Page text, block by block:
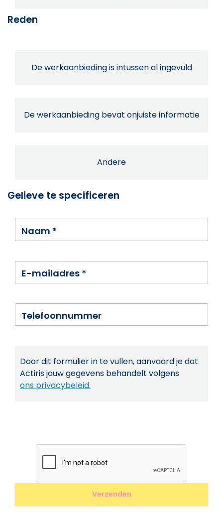
Reden
De werkaanbieding is intussen al ingevuld
De werkaanbieding bevat onjuiste informatie
Andere
Gelieve te specificeren
Naam *
E-mailadres *
Telefoonnummer
Door dit formulier in te vullen, aanvaard je dat
Actiris jouw gegevens behandelt volgens
ons privacybeleid.